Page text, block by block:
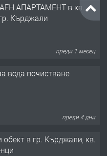
АПАРТАМЕНТ в кв.
Кърджали
преди 1 месец
вода почистване
преди 4 дни
обект в гр. Кърджали, кв.